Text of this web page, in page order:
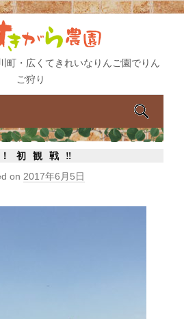
町・広くてきれいなりんご園でりん
ご狩り
検
索:
初観戦‼︎
on 2017年6月5日